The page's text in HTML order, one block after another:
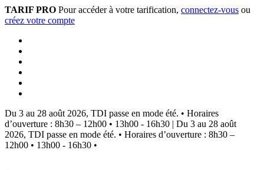
TARIF PRO Pour accéder à votre tarification, connectez-vous ou
créez votre compte
Du 3 au 28 août 2026, TDI passe en mode été. • Horaires
d’ouverture : 8h30 – 12h00 • 13h00 - 16h30 | Du 3 au 28 août
2026, TDI passe en mode été. • Horaires d’ouverture : 8h30 –
12h00 • 13h00 - 16h30 •